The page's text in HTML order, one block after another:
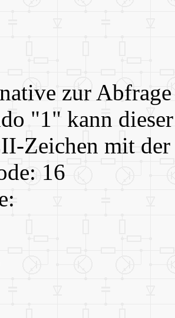
zur
"1" kann
Zeichen mit der
16